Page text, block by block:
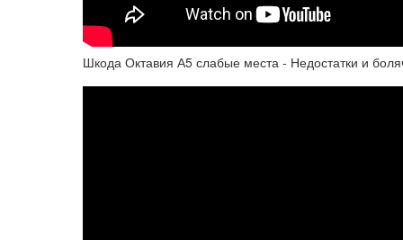
Шкода Октавия А5 слабые места - Недостатки и